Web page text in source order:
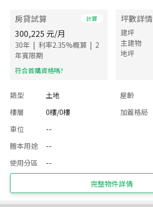
房貸試算 計算
300,225 元/月
30年 | 利率2.35%概算 | 2
年寬限期
​符合首購資格嗎?
坪數詳情
建坪
主建物
地坪
類型 土地 屋齡
樓層
0樓/0樓 加蓋格局
車位
--
謄本用途
--
使用分區
--
完整物件詳情